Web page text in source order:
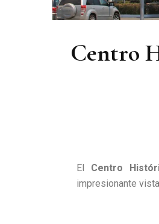
Centro
El Centro
impresionante